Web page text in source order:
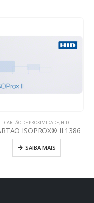
CARTÃO DE PROXIMIDADE, HID
CHAVEIRO DE PROXIMIDADE HID SEOS
SAIBA MAIS